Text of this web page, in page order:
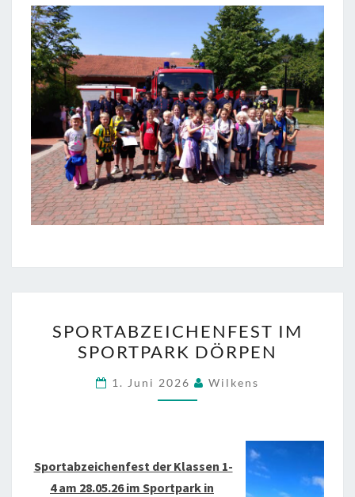
IM
SPORTPARK
DÖRPEN
SPORTABZEICHENFEST IM
SPORTPARK DÖRPEN
1. Juni 2026 Wilkens
Sportabzeichenfest der Klassen 1-
4 am 28.05.26 im Sportpark in